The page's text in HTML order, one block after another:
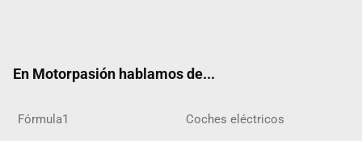
En Motorpasión hablamos de...
Fórmula1 Coches eléctricos